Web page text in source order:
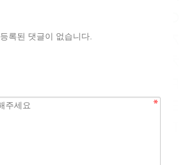
등록된 댓글이 없습니다.